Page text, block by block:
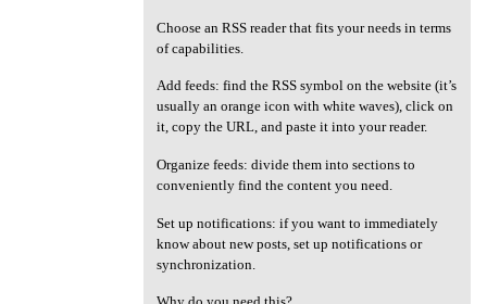
Choose an RSS reader that fits your needs in terms
of capabilities.
Add feeds: find the RSS symbol on the website (it’s
usually an orange icon with white waves), click on
it, copy the URL, and paste it into your reader.
Organize feeds: divide them into sections to
conveniently find the content you need.
Set up notifications: if you want to immediately
know about new posts, set up notifications or
synchronization.